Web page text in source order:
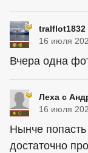
tralflot1832
16 июля
Вчера одна
Леха с
16 июля
Нынче
достаточно